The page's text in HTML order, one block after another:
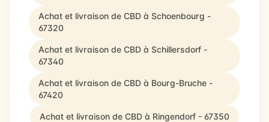
Achat et livraison de CBD à Schoenbourg -
67320
Achat et livraison de CBD à Schillersdorf -
67340
Achat et livraison de CBD à Bourg-Bruche -
67420
Achat et livraison de CBD à Ringendorf - 67350